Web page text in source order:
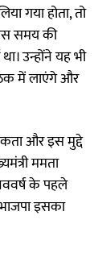
गया होता, तो
समय की
उन्होंने यह भी
में लाएंगे और
और इस मुद्दे
ममता
के पहले
इसका